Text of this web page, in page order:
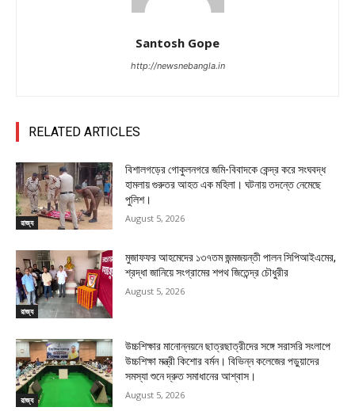
Santosh Gope
http://newsnebangla.in
RELATED ARTICLES
রাজ্য
বিশালগড়ের গোকুলনগরে জমি-বিবাদকে কেন্দ্র করে সংঘবদ্ধ
হামলায় গুরুতর আহত এক মহিলা। ঘটনায় তদন্তে নেমেছে
পুলিশ।
August 5, 2026
রাজ্য
মুজাফফর আহমেদের ১৩৭তম জন্মজয়ন্তী পালন সিপিআইএমের,
শ্রদ্ধা জানিয়ে সংগ্রামের শপথ জিতেন্দ্র চৌধুরীর
August 5, 2026
রাজ্য
উচ্চশিক্ষার মানোন্নয়নে ছাত্রছাত্রীদের সঙ্গে সরাসরি সংলাপে
উচ্চশিক্ষা মন্ত্রী কিশোর বর্মন। বিভিন্ন কলেজের পড়ুয়াদের
সমস্যা শুনে দ্রুত সমাধানের আশ্বাস।
August 5, 2026